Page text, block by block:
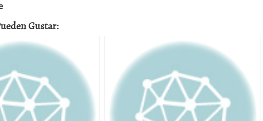
Gustar: